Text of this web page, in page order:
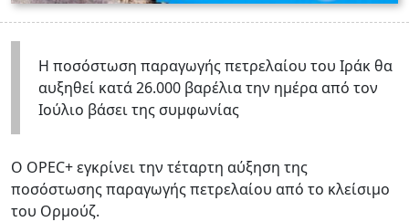
Η ποσόστωση παραγωγής πετρελαίου του Ιράκ θα
αυξηθεί κατά 26.000 βαρέλια την ημέρα από τον
Ιούλιο βάσει της συμφωνίας
Ο OPEC+ εγκρίνει την τέταρτη αύξηση της
ποσόστωσης παραγωγής πετρελαίου από το κλείσιμο
του Ορμούζ.